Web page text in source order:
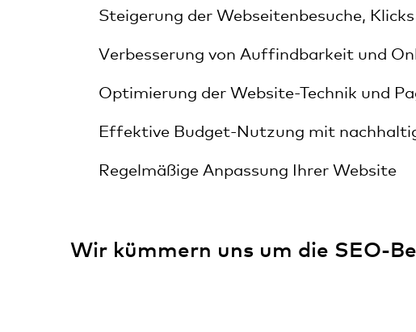
Steigerung der Webseitenbesuche,
Verbesserung von Auffindbarkeit und
Optimierung der Website-Technik und
Effektive Budget-Nutzung mit
Regelmäßige Anpassung Ihrer Website
Wir kümmern uns um die SEO-